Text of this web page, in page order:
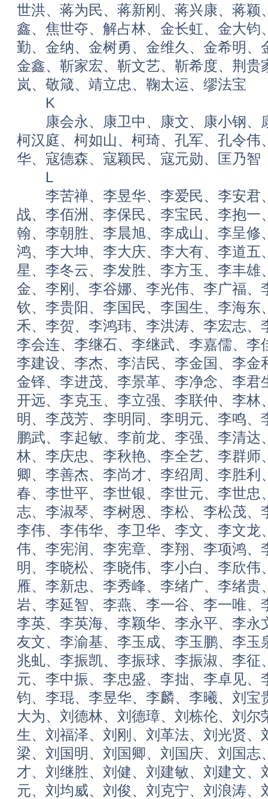
世洪、蒋为民、蒋新刚、蒋兴康、蒋颖
鑫、焦世夺、解占林、金长虹、金大钧
勤、金纳、金树勇、金维久、金希明、
金鑫、靳家宏、靳文艺、靳希度、荆贵
岚、敬箴、靖立忠、鞠太运、缪法宝
K
康会永、康卫中、康文、康小钢、
柯汉庭、柯如山、柯琦、孔军、孔令伟
华、寇德森、寇颖民、寇元勋、匡乃智
L
李苦禅、李昱华、李爱民、李安君
战、李佰洲、李保民、李宝民、李抱一
翰、李朝胜、李晨旭、李成山、李呈修
鸿、李大坤、李大庆、李大有、李道五
星、李冬云、李发胜、李方玉、李丰雄
金、李刚、李谷娜、李光伟、李广福、
钦、李贵阳、李国民、李国生、李海东
禾、李贺、李鸿玮、李洪涛、李宏志、
李会连、李继石、李继武、李嘉儒、李
李建设、李杰、李洁民、李金国、李金
金铎、李进茂、李景革、李净念、李君
开远、李克玉、李立强、李联仲、李林
明、李茂芳、李明同、李明元、李鸣、
鹏武、李起敏、李前龙、李强、李清达
林、李庆忠、李秋艳、李全艺、李群师
卿、李善杰、李尚才、李绍周、李胜利
春、李世平、李世银、李世元、李世忠
志、李淑琴、李树恩、李松、李松茂、
李伟、李伟华、李卫华、李文、李文龙
伟、李宪润、李宪章、李翔、李项鸿、
明、李晓松、李晓伟、李小白、李欣伟
雁、李新忠、李秀峰、李绪广、李绪贵
岩、李延智、李燕、李一谷、李一唯、
李英、李英海、李颖华、李永平、李永
友文、李渝基、李玉成、李玉鹏、李玉
兆虬、李振凯、李振球、李振淑、李征
元、李中振、李忠盛、李拙、李卓见、
钧、李琨、李昱华、李麟、李曦、刘宝
大为、刘德林、刘德璋、刘栋伦、刘尔
生、刘福泽、刘刚、刘革法、刘光贤、
梁、刘国明、刘国卿、刘国庆、刘国志
才、刘继胜、刘健、刘建敏、刘建文、
元、刘均威、刘俊、刘克宁、刘浪涛、